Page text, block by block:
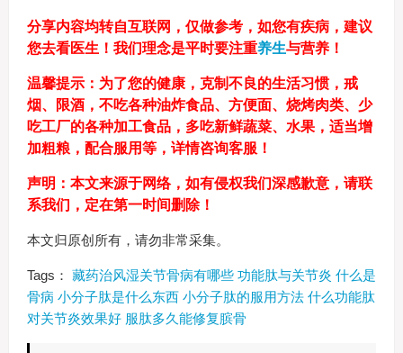
分享内容均转自互联网，仅做参考，如您有疾病，建议
您去看医生！我们理念是平时要注重养生与营养！
温馨提示：为了您的健康，克制不良的生活习惯，戒
烟、限酒，不吃各种油炸食品、方便面、烧烤肉类、少
吃工厂的各种加工食品，多吃新鲜蔬菜、水果，适当增
加粗粮，配合服用等，详情咨询客服！
声明：本文来源于网络，如有侵权我们深感歉意，请联
系我们，定在第一时间删除！
本文归原创所有，请勿非常采集。
Tags： 藏药治风湿关节骨病有哪些 功能肽与关节炎 什么是
骨病 小分子肽是什么东西 小分子肽的服用方法 什么功能肽
对关节炎效果好 服肽多久能修复膑骨